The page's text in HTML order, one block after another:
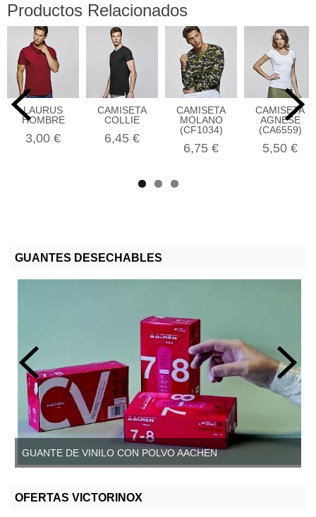
GUANTES DESECHABLES
GUANTE DE VINILO CON POLVO AACHEN
GUANTE DE VINILO SIN POLVO, AACHEN
OFERTAS VICTORINOX
Productos Relacionados
LAURUS
HOMBRE
3,00 €
CAMISETA
COLLIE
6,45 €
CAMISETA
MOLANO
(CF1034)
6,75 €
CAMISETA
AGNESE
(CA6559)
5,50 €